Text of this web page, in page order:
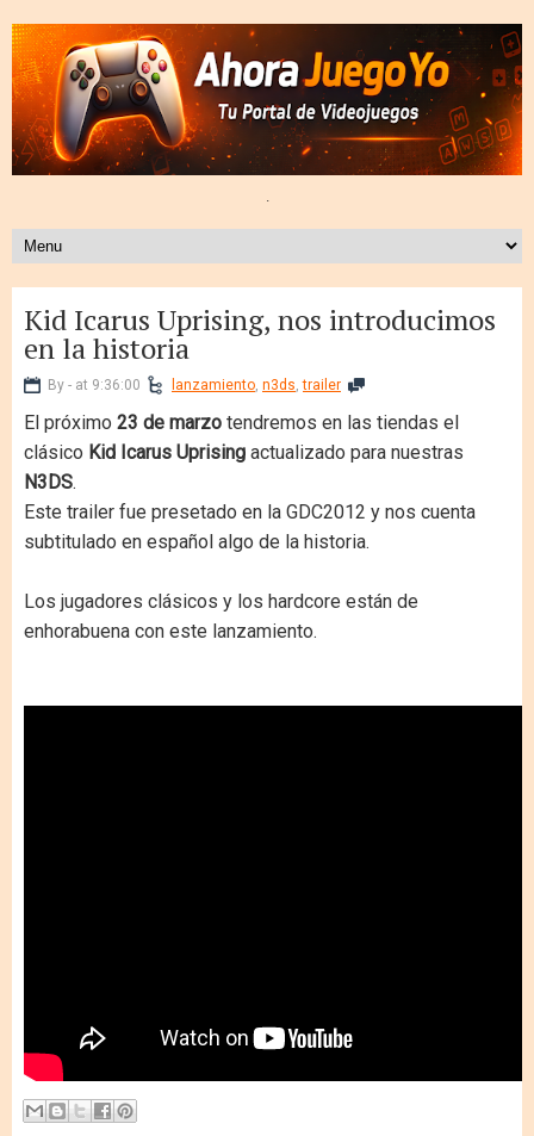
.
Kid Icarus Uprising, nos introducimos
en la historia
By - at 9:36:00 lanzamiento, n3ds,trailer
El próximo 23 de marzo tendremos en las tiendas el
clásico Kid Icarus Uprising actualizado para nuestras
N3DS.
Este trailer fue presetado en la GDC2012 y nos cuenta
subtitulado en español algo de la historia.
Los jugadores clásicos y los hardcore están de
enhorabuena con este lanzamiento.